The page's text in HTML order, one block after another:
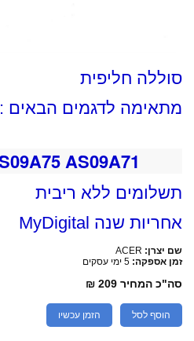
סוללה חליפית
מתאימה לדגמים הבאים :
תשלומים ללא ריבית
אחריות שנה MyDigital
שם יצרן: ACER
זמן אספקה: 5 ימי עסקים
סה"כ המחיר 209 ₪
הוסף לסל הזמן עכשיו